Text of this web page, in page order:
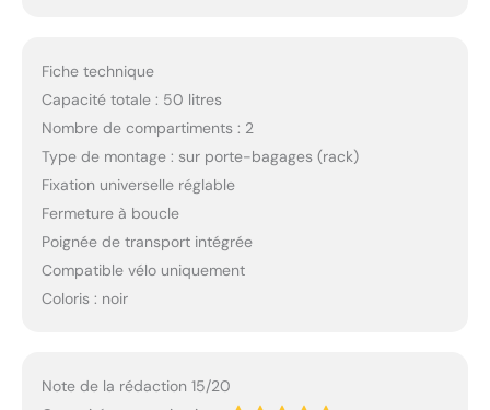
Fiche technique
Capacité totale : 50 litres
Nombre de compartiments : 2
Type de montage : sur porte-bagages (rack)
Fixation universelle réglable
Fermeture à boucle
Poignée de transport intégrée
Compatible vélo uniquement
Coloris : noir
Note de la rédaction 15/20